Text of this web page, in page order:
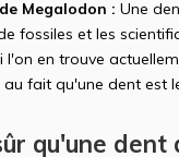
Megalodon : Une
fossiles et les
l'on en trouve
fait qu'une dent est
qu'une dent